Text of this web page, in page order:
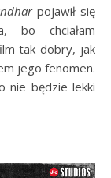
pojawił się
bo chciałam
tak dobry, jak
jego fenomen.
nie będzie lekki